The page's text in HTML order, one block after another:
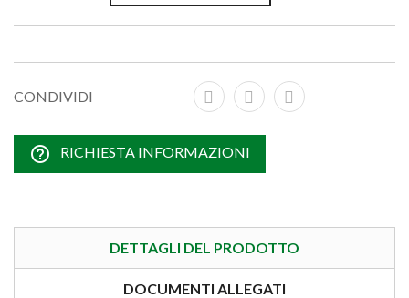
CONDIVIDI
help_outline RICHIESTA INFORMAZIONI
DETTAGLI DEL PRODOTTO
DOCUMENTI ALLEGATI